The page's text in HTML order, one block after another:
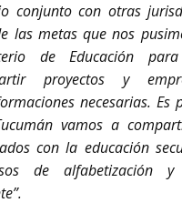
conjunto con otras
las metas que nos
de Educación
proyectos y
necesarias. Es
vamos a
con la educación
de alfabetización y